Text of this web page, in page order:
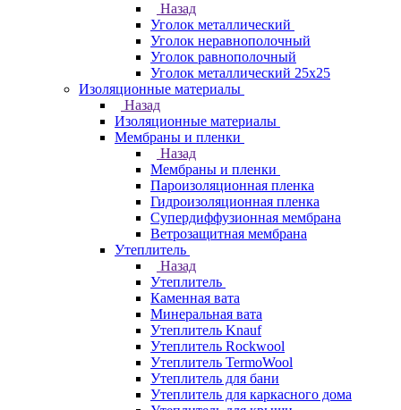
Назад
Уголок металлический
Уголок неравнополочный
Уголок равнополочный
Уголок металлический 25х25
Изоляционные материалы
Назад
Изоляционные материалы
Мембраны и пленки
Назад
Мембраны и пленки
Пароизоляционная пленка
Гидроизоляционная пленка
Супердиффузионная мембрана
Ветрозащитная мембрана
Утеплитель
Назад
Утеплитель
Каменная вата
Минеральная вата
Утеплитель Knauf
Утеплитель Rockwool
Утеплитель TermoWool
Утеплитель для бани
Утеплитель для каркасного дома